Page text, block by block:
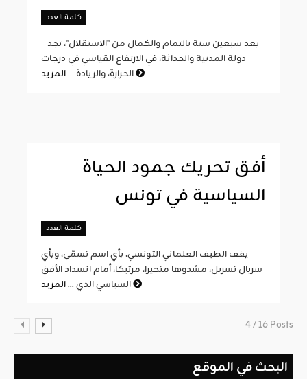
كلمة العدد
دولة المدنية والحداثة، في الارتفاع القياسي في درجات
الحرارة، والزيادة ...
أفق تحريك جمود الحياة
السياسية في تونس
كلمة العدد
يقف الطيف العلماني التونسي، بأي اسم تسمّى، وبأي
سربال تسربل، مشدوها متحيرا، مرتبكا، أمام انسداد الأفق
السياسي الذي ...
4 / 16 Posts
البحث في الموقع